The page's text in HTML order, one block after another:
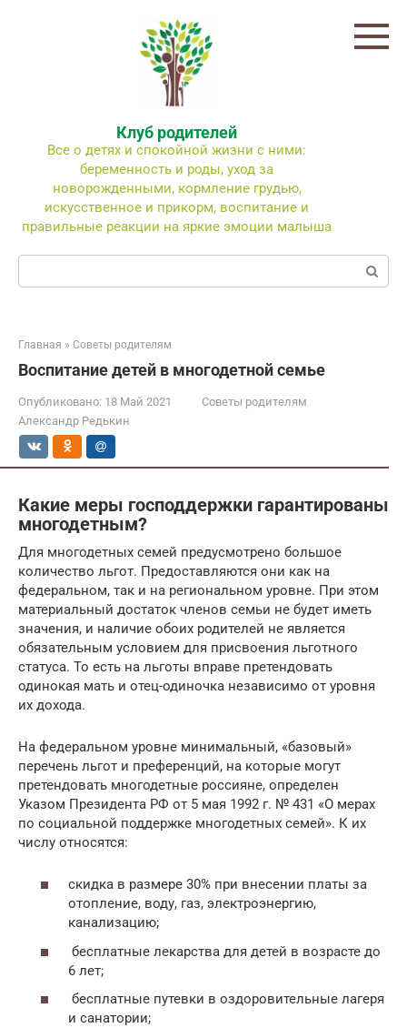
Клуб родителей
Все о детях и спокойной жизни с ними:
беременность и роды, уход за
новорожденными, кормление грудью,
искусственное и прикорм, воспитание и
правильные реакции на яркие эмоции малыша
Поиск:
Главная » Советы родителям
Воспитание детей в многодетной семье
Опубликовано: 18 Май 2021
Советы родителям
Александр Редькин
Какие меры господдержки гарантированы
многодетным?
Для многодетных семей предусмотрено большое
количество льгот. Предоставляются они как на
федеральном, так и на региональном уровне. При этом
материальный достаток членов семьи не будет иметь
значения, и наличие обоих родителей не является
обязательным условием для присвоения льготного
статуса. То есть на льготы вправе претендовать
одинокая мать и отец-одиночка независимо от уровня
их дохода.
На федеральном уровне минимальный, «базовый»
перечень льгот и преференций, на которые могут
претендовать многодетные россияне, определен
Указом Президента РФ от 5 мая 1992 г. № 431 «О мерах
по социальной поддержке многодетных семей». К их
числу относятся:
скидка в размере 30% при внесении платы за
отопление, воду, газ, электроэнергию,
канализацию;
бесплатные лекарства для детей в возрасте до
6 лет;
бесплатные путевки в оздоровительные лагеря
и санатории;